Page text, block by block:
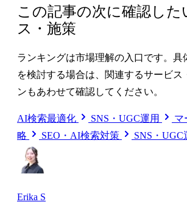
この記事の次に確認した
ス・施策
ランキングは市場理解の入口です。具
を検討する場合は、関連するサービス
ンもあわせて確認してください。
AI検索最適化 SNS・UGC運用
マ
略
SEO・AI検索対策 SNS・UGC
Erika S